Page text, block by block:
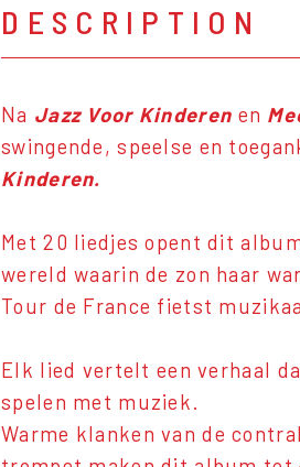
DESCRIPTION
Na Jazz Voor Kinderen en
swingende, speelse en
Kinderen.
Met 20 liedjes opent dit
wereld waarin de zon haar
Tour de France fietst
Elk lied vertelt een verhaal
spelen met muziek.
Warme klanken van de